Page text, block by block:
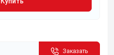
Заказать